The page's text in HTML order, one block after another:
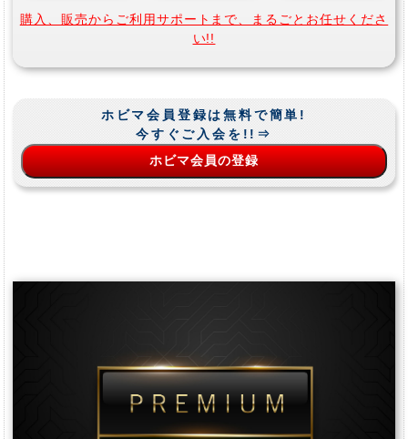
購入、販売からご利用サポートまで、まるごとお任せくださ
い!!
ホビマ会員登録は無料で簡単!
今すぐご入会を!!⇒
ホビマ会員の登録